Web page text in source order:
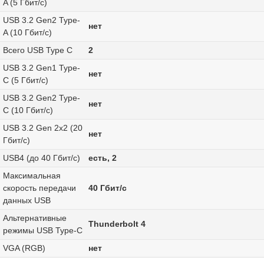
A (5 Гбит/с)
USB 3.2 Gen2 Type-
A (10 Гбит/с)
нет
Всего USB Type C
2
USB 3.2 Gen1 Type-
C (5 Гбит/с)
нет
USB 3.2 Gen2 Type-
C (10 Гбит/с)
нет
USB 3.2 Gen 2x2 (20
Гбит/с)
нет
USB4 (до 40 Гбит/с)
есть, 2
Максимальная
скорость передачи
данных USB
40 Гбит/с
Альтернативные
режимы USB Type-C
Thunderbolt 4
VGA (RGB)
нет